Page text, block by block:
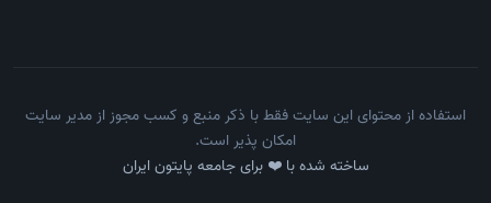
استفاده از محتوای این سایت فقط با ذکر منبع و کسب مجوز از مدیر سایت
امکان پذیر است.
ساخته شده با ❤️ برای جامعه پایتون ایران